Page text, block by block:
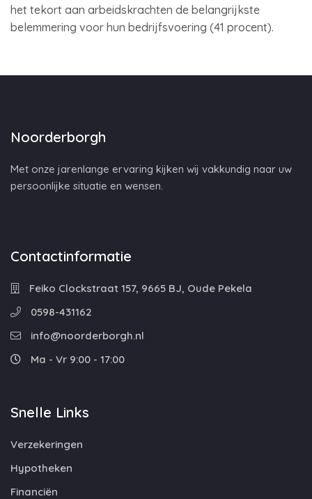
het tekort aan arbeidskrachten de belangrijkste
belemmering voor hun bedrijfsvoering (41 procent).
Noorderborgh
Met onze jarenlange ervaring kijken wij vakkundig naar uw
persoonlijke situatie en wensen.
Contactinformatie
Feiko Clockstraat 157, 9665 BJ, Oude Pekela
0598-431162
info@noorderborgh.nl
Ma - Vr 9:00 - 17:00
Snelle Links
Verzekeringen
Hypotheken
Financiën